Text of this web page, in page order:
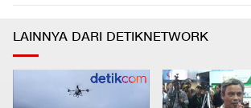
LAINNYA DARI DETIKNETWORK